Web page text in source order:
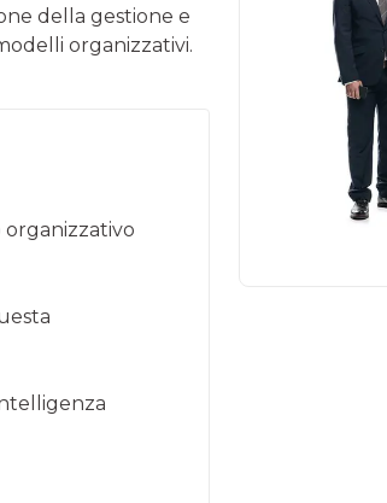
della gestione e
organizzativi.